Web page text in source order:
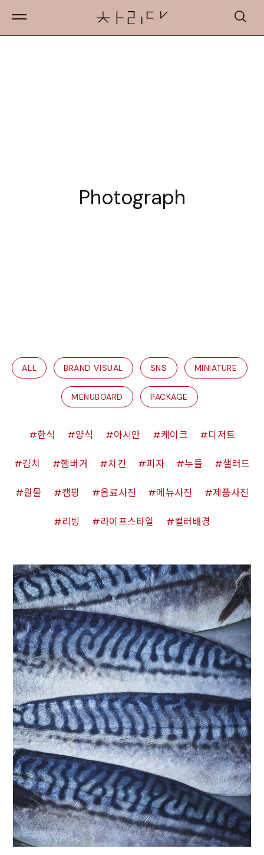
ALL BRAND VISUAL SNS MINIATURE
MENUBOARD PACKAGE
한식 양식 아시안 케이크 디저트
김치 햄버거 치킨 피자 누들 샐러드
원물 캠핑 음료사진 메뉴사진 제품사진
리빙 라이프스타일 컬러배경